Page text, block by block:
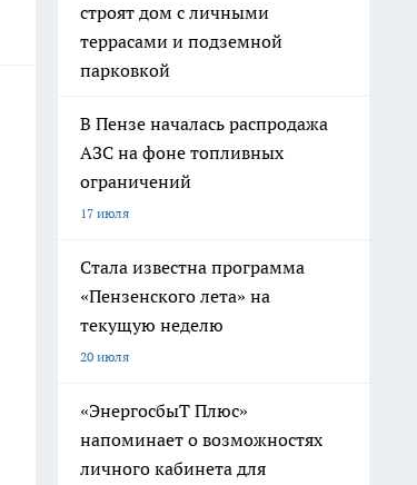
строят дом с личными
террасами и подземной
парковкой
В Пензе началась распродажа
АЗС на фоне топливных
ограничений
17 июля
Стала известна программа
«Пензенского лета» на
текущую неделю
20 июля
«ЭнергосбыТ Плюс»
напоминает о возможностях
личного кабинета для